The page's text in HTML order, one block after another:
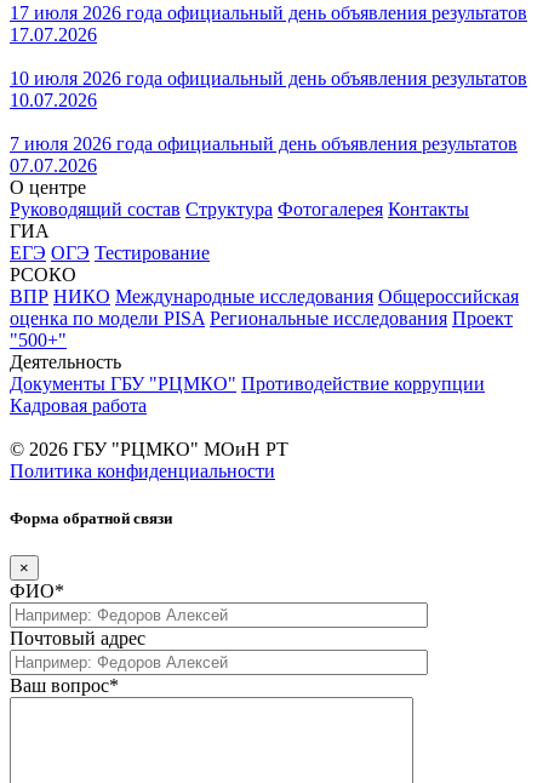
17 июля 2026 года официальный день объявления результатов
17.07.2026
10 июля 2026 года официальный день объявления результатов
10.07.2026
7 июля 2026 года официальный день объявления результатов
07.07.2026
О центре
Руководящий состав Структура Фотогалерея Контакты
ГИА
ЕГЭ ОГЭ Тестирование
РСОКО
ВПР НИКО Международные исследования Общероссийская
оценка по модели PISA Региональные исследования Проект
"500+"
Деятельность
Документы ГБУ "РЦМКО" Противодействие коррупции
Кадровая работа
© 2026 ГБУ "РЦМКО" МОиН РТ
Политика конфиденциальности
Форма обратной связи
×
ФИО*
Почтовый адрес
Ваш вопрос*